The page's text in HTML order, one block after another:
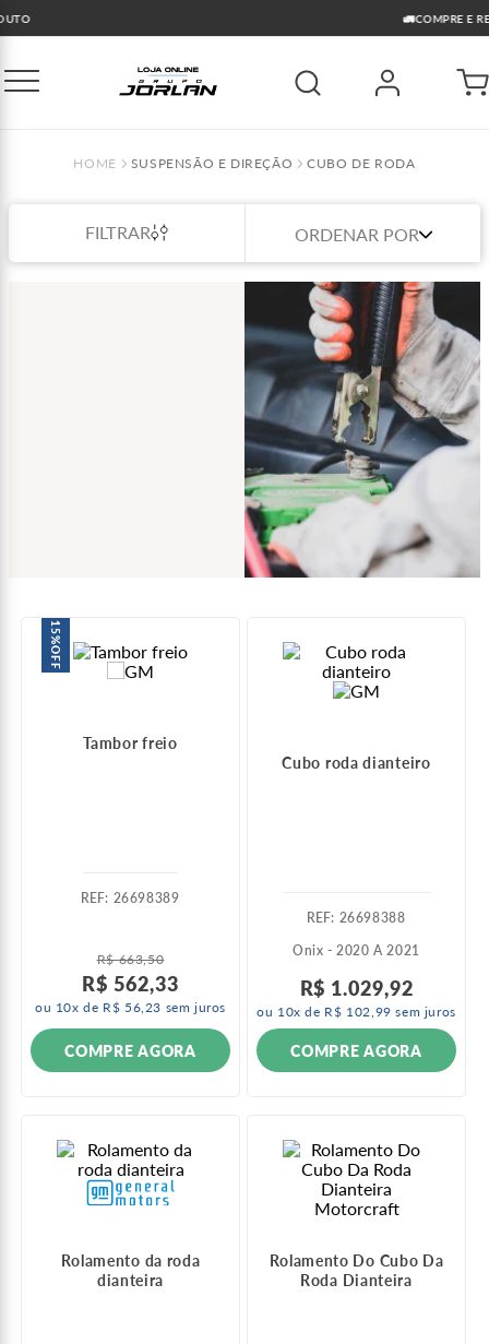
SUSPENSÃO E DIREÇÃO CUBO DE RODA
FILTRAR ORDENAR POR
15%
OFF
Tambor freio
: 26698389
R$ 663,50
R$ 562,33
ou 10x de R$ 56,23 sem juros
COMPRE AGORA
Cubo roda dianteiro
: 26698388
Onix - 2020 A 2021
R$ 1.029,92
ou 10x de R$ 102,99 sem juros
COMPRE AGORA
Rolamento da roda
dianteira
Motorcraft
Rolamento Do Cubo Da
Roda Dianteira